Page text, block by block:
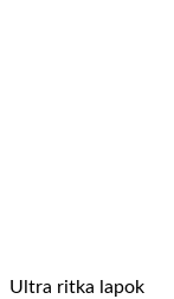
Ultra ritka lapok